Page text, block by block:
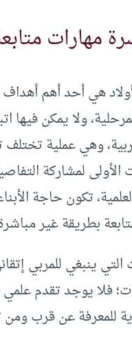
مهارات
هي أحد أهم
ولا يمكن فيها
وهي عملية تختلف
الأولى لمشاركة
تكون حاجة
بطريقة غير
ينبغي للمربي
فلا يوجد تقدم
للمعرفة عن قرب ومن